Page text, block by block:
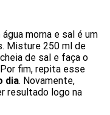
morna e sal é um
Misture 250 ml de
de sal e faça o
fim, repita esse
dia. Novamente,
resultado logo na